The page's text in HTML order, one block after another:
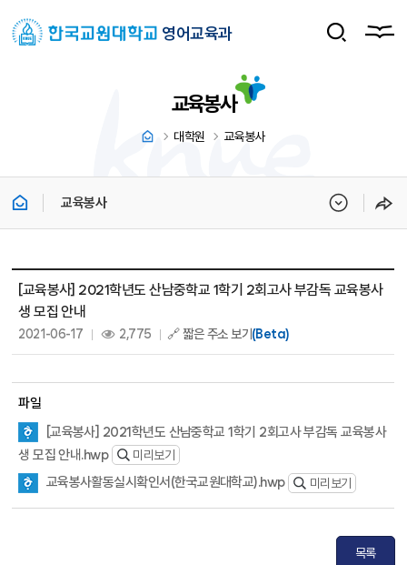
영어교육과
교육봉사
대학원 교육봉사
교육봉사
[교육봉사] 2021학년도 산남중학교 1학기 2회고사 부감독 교육봉사
생 모집 안내
2021-06-17 2,775 🔗 짧은 주소 보기(Beta)
파일
[교육봉사] 2021학년도 산남중학교 1학기 2회고사 부감독 교육봉사
생 모집 안내.hwp
미리보기
교육봉사활동실시확인서(한국교원대학교).hwp 미리보기
목록